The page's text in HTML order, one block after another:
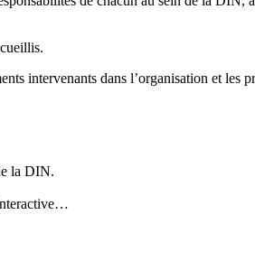
intervenants dans l’organisation et les
la DIN.